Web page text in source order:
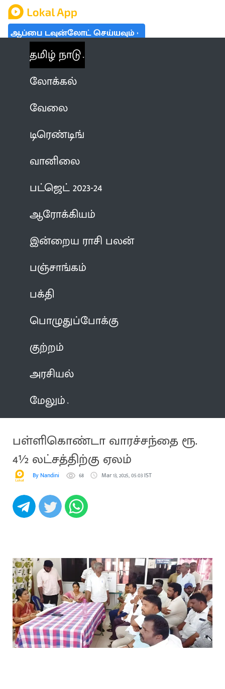
ஆப்பை டவுன்லோட் செய்யவும்
தமிழ் நாடு
லோக்கல்
வேலை
டிரெண்டிங்
வானிலை
பட்ஜெட் 2023-24
ஆரோக்கியம்
இன்றைய ராசி பலன்
பஞ்சாங்கம்
பக்தி
பொழுதுப்போக்கு
குற்றம்
அரசியல்
மேலும்
பள்ளிகொண்டா வாரச்சந்தை ரூ.
4½ லட்சத்திற்கு ஏலம்
By Nandini 68 Mar 13, 2025, 05:03 IST